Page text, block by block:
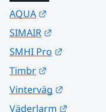
AQUA
SIMAIR
SMHI Pro
Timbr
Vinterväg
Väderlarm